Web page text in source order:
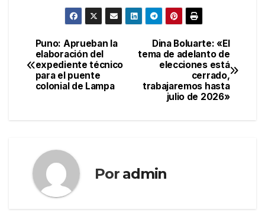
Navegación
de
entradas
Dina Boluarte: «El
tema de adelanto de
elecciones está
cerrado,
trabajaremos hasta
julio de 2026»
Puno: Aprueban la
elaboración del
expediente técnico
para el puente
colonial de Lampa
Por admin